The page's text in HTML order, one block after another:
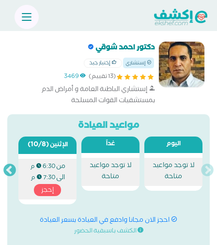
دكتور احمد شوقي
إستشاري إختيار جيد
(13 تقييم) 3469
إستشاري الباطنة العامة و أمراض الدم
بمستشفيات القوات المسلحة
مواعيد العيادة
اليوم
لا توجد مواعيد
متاحة
غداً
لا توجد مواعيد
متاحة
الإثنين(10/8)
من6:30 م
الى7:30 م
إحجز
احجز الان مجانا وادفع في العيادة بسعر العيادة
الكشف باسبقية الحضور